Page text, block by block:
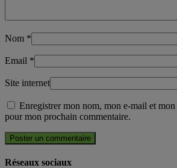
Nom *
Email *
Site internet
Enregistrer mon nom, mon e-mail et
pour mon prochain commentaire.
Réseaux sociaux